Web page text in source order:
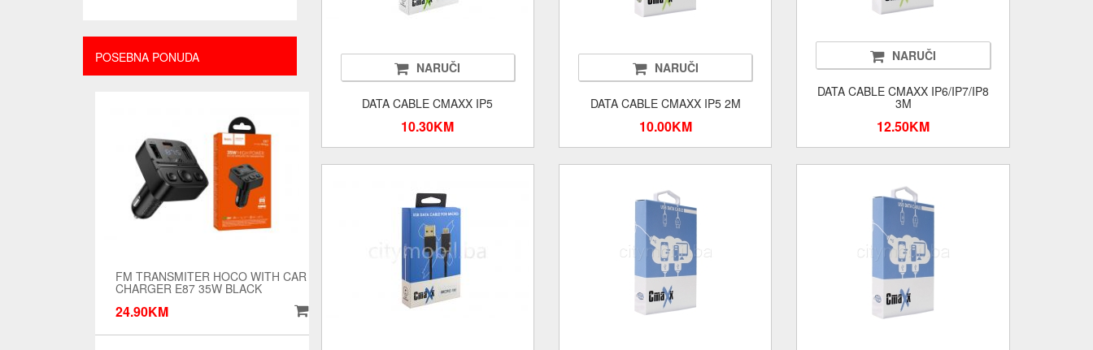
POSEBNA PONUDA
FM TRANSMITER HOCO WITH CAR
CHARGER E87 35W BLACK
24.90KM
NARUČI
DATA CABLE CMAXX IP5
10.30KM
NARUČI
DATA CABLE CMAXX IP5 2M
10.00KM
NARUČI
DATA CABLE CMAXX IP6/IP7/IP8
3M
12.50KM